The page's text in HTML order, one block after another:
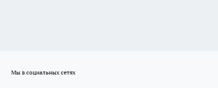
Мы в социальных сетях